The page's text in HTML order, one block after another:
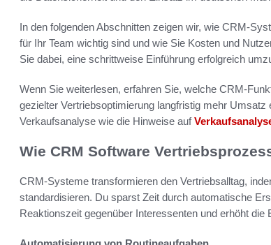
In den folgenden Abschnitten zeigen wir, wie CRM-
für Ihr Team wichtig sind und wie Sie Kosten und
Sie dabei, eine schrittweise Einführung erfolgreich
Wenn Sie weiterlesen, erfahren Sie, welche CRM-
gezielter Vertriebsoptimierung langfristig mehr
Verkaufsanalyse wie die Hinweise auf
Wie CRM Software
CRM-Systeme transformieren den Vertriebsalltag,
standardisieren. Du sparst Zeit durch automatische
Reaktionszeit gegenüber Interessenten und erhöht die